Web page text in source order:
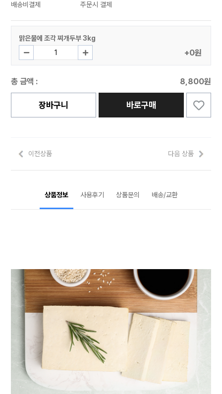
배송비결제 주문시 결제
맑은물에 조각 찌개두부 3kg
+0원
총 금액 : 8,800원
장바구니 바로구매
이전상품 다음 상품
상품정보 사용후기 상품문의 배송/교환